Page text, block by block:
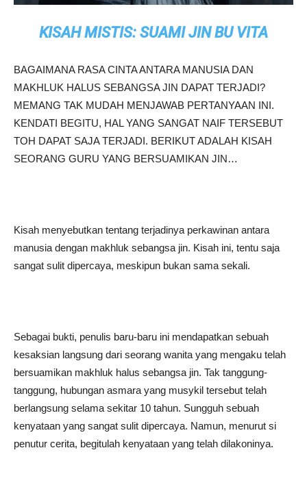
KISAH MISTIS: SUAMI JIN BU VITA
BAGAIMANA RASA CINTA ANTARA MANUSIA DAN
MAKHLUK HALUS SEBANGSA JIN DAPAT TERJADI?
MEMANG TAK MUDAH MENJAWAB PERTANYAAN INI.
KENDATI BEGITU, HAL YANG SANGAT NAIF TERSEBUT
TOH DAPAT SAJA TERJADI. BERIKUT ADALAH KISAH
SEORANG GURU YANG BERSUAMIKAN JIN…
Kisah menyebutkan tentang terjadinya perkawinan antara
manusia dengan makhluk sebangsa jin. Kisah ini, tentu saja
sangat sulit dipercaya, meskipun bukan sama sekali.
Sebagai bukti, penulis baru-baru ini mendapatkan sebuah
kesaksian langsung dari seorang wanita yang mengaku telah
bersuamikan makhluk halus sebangsa jin. Tak tanggung-
tanggung, hubungan asmara yang musykil tersebut telah
berlangsung selama sekitar 10 tahun. Sungguh sebuah
kenyataan yang sangat sulit dipercaya. Namun, menurut si
penutur cerita, begitulah kenyataan yang telah dilakoninya.